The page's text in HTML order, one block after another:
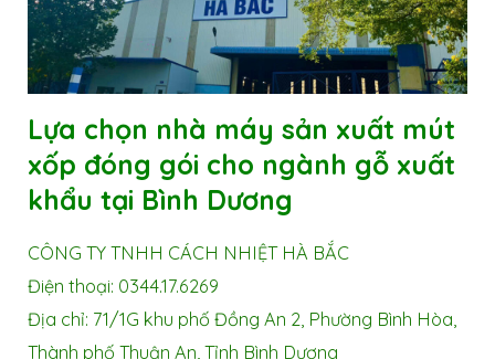
Lựa chọn nhà máy sản xuất mút
xốp đóng gói cho ngành gỗ xuất
khẩu tại Bình Dương
CÔNG TY TNHH CÁCH NHIỆT HÀ BẮC
Điện thoại: 0344.17.6269
Địa chỉ: 71/1G khu phố Đồng An 2, Phường Bình Hòa,
Thành phố Thuận An, Tỉnh Bình Dương